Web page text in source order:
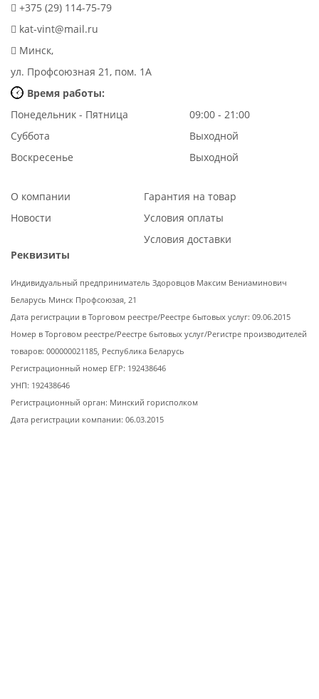
+375 (29) 114-75-79
kat-vint@mail.ru
Минск,
ул. Профсоюзная 21, пом. 1А
Время работы:
Понедельник - Пятница
09:00 - 21:00
Суббота
Выходной
Воскресенье
Выходной
О компании
Новости
Гарантия на товар
Условия оплаты
Условия доставки
Реквизиты
Индивидуальный предприниматель Здоровцов Максим Вениаминович
Беларусь Минск Профсоюзая, 21
Дата регистрации в Торговом реестре/Реестре бытовых услуг: 09.06.2015
Номер в Торговом реестре/Реестре бытовых услуг/Регистре производителей
товаров: 000000021185, Республика Беларусь
Регистрационный номер ЕГР: 192438646
УНП: 192438646
Регистрационный орган: Минский горисполком
Дата регистрации компании: 06.03.2015